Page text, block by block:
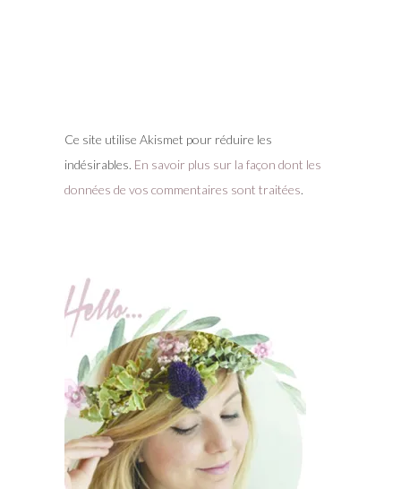
Ce site utilise Akismet pour réduire les
indésirables. En savoir plus sur la façon dont les
données de vos commentaires sont traitées.